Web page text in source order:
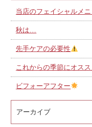
当店のフェイシャルメニ
秋は…
先手ケアの必要性
これからの季節にオスス
ビフォーアフター
アーカイブ